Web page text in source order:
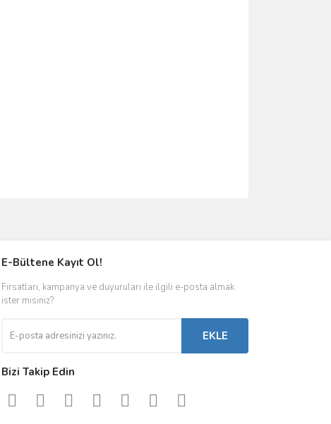
E-Bültene Kayıt Ol!
Fırsatları, kampanya ve duyuruları ile ilgili e-posta almak
ister misiniz?
EKLE
Bizi Takip Edin